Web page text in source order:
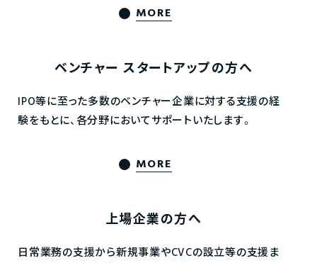
MORE
ベンチャー スタートアップの方へ
IPO等に至った多数のベンチャー企業に対する支援の経
験をもとに、各分野においてサポートいたします。
MORE
上場企業の方へ
日常業務の支援から新規事業やCVCの設立等の支援ま